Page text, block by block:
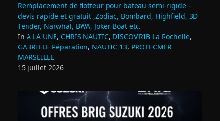
Remplacement de flotteur pour bateau semi‑rigide –
devis rapide et gratuit ,Zodiac, Bombard, Highfield, 3D
Tender, Narwhal, BWA, Joker Boat etc.
In A LA UNE, CHRIS NAUTIC, DISCOV'RIB La Rochelle,
GABRIELE Réparation, NAUTIC 13, PROTECMER
MARSEILLE
15 juillet 2026